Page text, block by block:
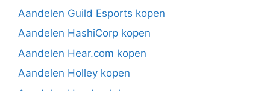
Aandelen Guild Esports kopen
Aandelen HashiCorp kopen
Aandelen Hear.com kopen
Aandelen Holley kopen